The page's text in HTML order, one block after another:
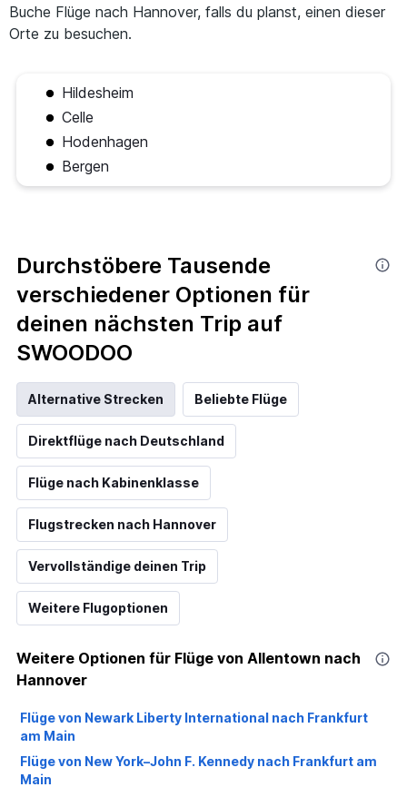
Buche Flüge nach Hannover, falls du planst, einen dieser
Orte zu besuchen.
Hildesheim
Celle
Hodenhagen
Bergen
Durchstöbere Tausende
verschiedener Optionen für
deinen nächsten Trip auf
SWOODOO
Alternative Strecken Beliebte Flüge
Direktflüge nach Deutschland
Flüge nach Kabinenklasse
Flugstrecken nach Hannover
Vervollständige deinen Trip
Weitere Flugoptionen
Weitere Optionen für Flüge von Allentown nach
Hannover
Flüge von Newark Liberty International nach Frankfurt
am Main
Flüge von New York–John F. Kennedy nach Frankfurt am
Main